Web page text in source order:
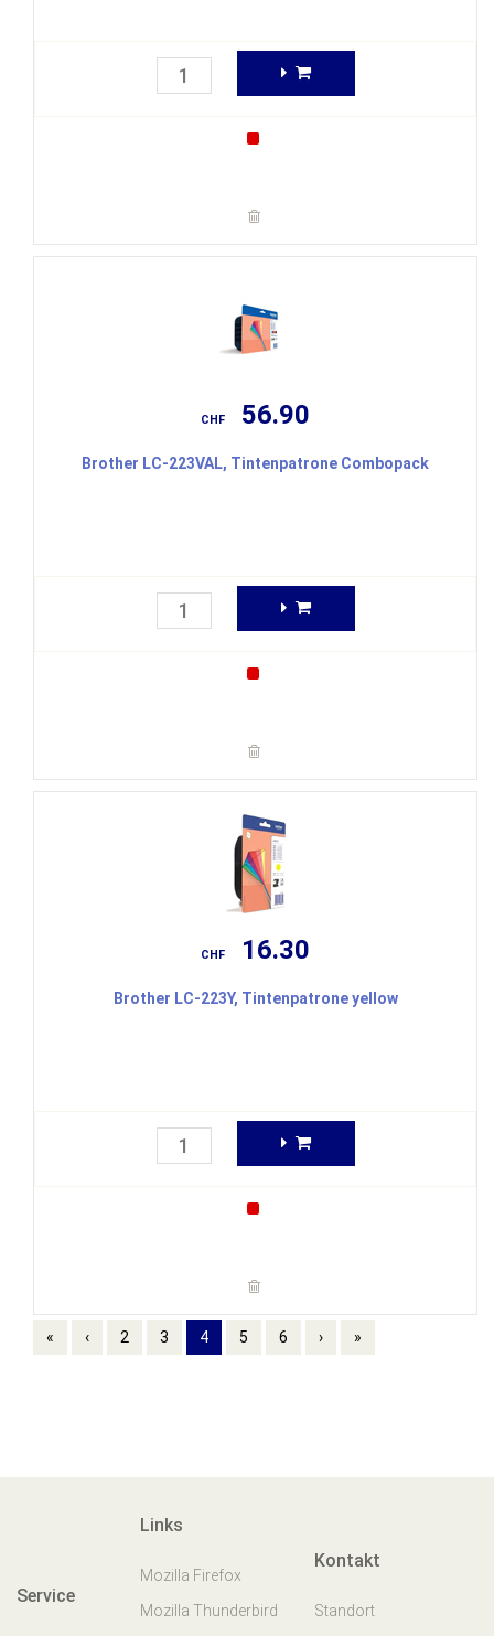
CHF 56.90
Brother LC-223VAL, Tintenpatrone Combopack
CHF 16.30
Brother LC-223Y, Tintenpatrone yellow
« ‹ 2 3 4 5 6 › »
Service
Links
Mozilla Firefox
Mozilla Thunderbird
Kontakt
Standort